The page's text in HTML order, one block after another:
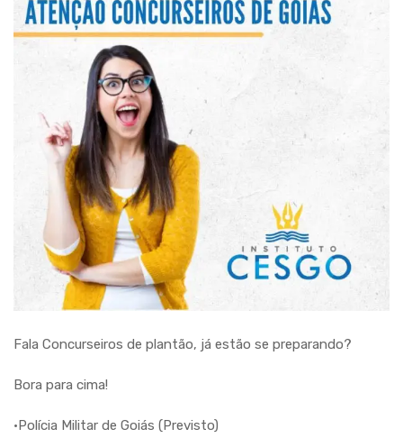
Fala Concurseiros de plantão, já estão se preparando?
Bora para cima!
•Polícia Militar de Goiás (Previsto)